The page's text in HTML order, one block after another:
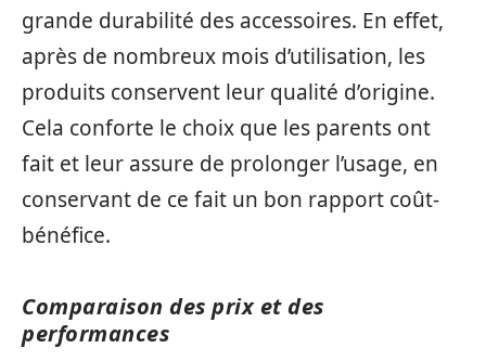
grande durabilité des accessoires. En effet,
après de nombreux mois d’utilisation, les
produits conservent leur qualité d’origine.
Cela conforte le choix que les parents ont
fait et leur assure de prolonger l’usage, en
conservant de ce fait un bon rapport coût-
bénéfice.
Comparaison des prix et des
performances